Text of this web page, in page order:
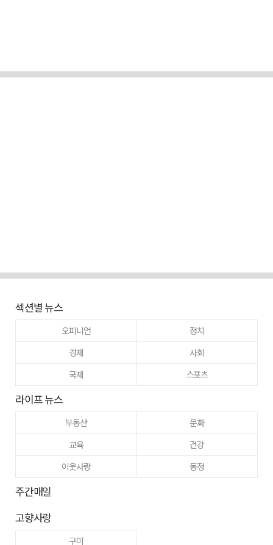
섹션별 뉴스
오피니언
정치
경제
사회
국제
스포츠
라이프 뉴스
부동산
문화
교육
건강
이웃사랑
동정
주간매일
고향사랑
구미